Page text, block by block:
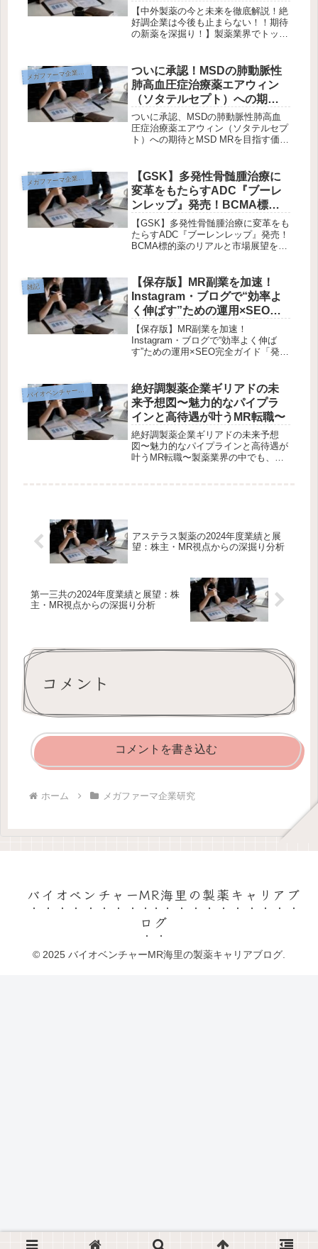
掘り！】
【中外製薬の今と未来を徹底解説！絶
好調企業は今後も止まらない！！期待
の新薬を深掘り！】製薬業界でトップ
革新的な新薬の数々により、国内外の
注目を集め続けています。本記事で
は、...
メ
ガファーマ企業研究
ついに承認！MSDの肺動脈性
肺高血圧症治療薬エアウィン
（ソタテルセプト）への期待
とMSD MRを目指す価値
ついに承認、MSDの肺動脈性肺高血
圧症治療薬エアウィン（ソタテルセプ
ト）への期待とMSD MRを目指す価値
ト）への期待とMSD MRを目指す価値
2025年6月、第一部会はM...
メ
ガファーマ企業研究
【GSK】多発性骨髄腫治療に
変革をもたらすADC『ブーレ
ンレップ』発売！BCMA標的
薬のリアルと市場展望を徹底
深掘り
【GSK】多発性骨髄腫治療に変革をも
たらすADC『ブーレンレップ』発売！
BCMA標的薬のリアルと市場展望を徹
発・難治性治療のラストリゾートとな
り得るか？グラクソ・ス...
雑記
【保存版】MR副業を加速！
Instagram・ブログで“効率よ
く伸ばす”ための運用×SEO完
全ガイド
【保存版】MR副業を加速！
Instagram・ブログで“効率よく伸ば
す”ための運用×SEO完全ガイド「発信
クセスが全然来ない…」そんな悩み、
ありませんか？製薬業界で働くMR...
バイオベンチャー企業研究
絶好調製薬企業ギリアドの未
来予想図〜魅力的なパイプラ
インと高待遇が叶うMR転職〜
絶好調製薬企業ギリアドの未来予想
図〜魅力的なパイプラインと高待遇が
叶うMR転職〜製薬業界の中でも、安
アステラス製薬の2024年度業績と展
望：株主・MR視点からの深掘り分析
第一三共の2024年度業績と展望：株
主・MR視点からの深掘り分析
コメント
コメントを書き込む
ホーム メガファーマ企業研究
バイオベンチャーMR海里の製薬キャリアブ
ログ
© 2025 バイオベンチャーMR海里の製薬キャリアブログ.